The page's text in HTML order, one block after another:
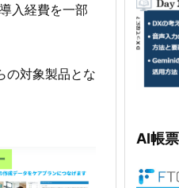
入経費を一部
の対象製品とな
AI帳